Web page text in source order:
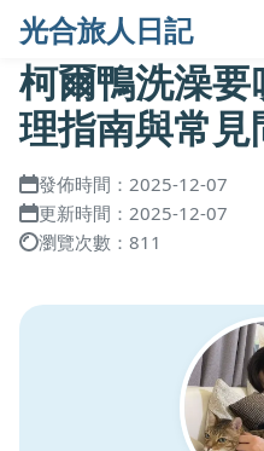
光合旅人日記
柯爾鴨洗澡
理指南與常
發佈時間：2025-12-07
更新時間：2025-12-07
瀏覽次數：811